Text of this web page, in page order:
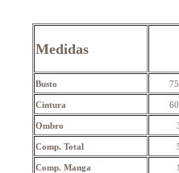
Medidas
Busto
Cintura
Ombro
Comp. Total
Comp. Manga